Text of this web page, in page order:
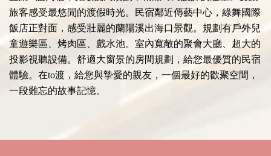
旅客感受最悠閒的渡假時光。民宿鄰近傳藝中心，綠舞國際
飯店正對面，感受壯麗的蘭陽溪出海口景觀。規劃有戶外兒
童遊樂區、烤肉區、戲水池。室內寬敞的聚會大廳、超大的
投影視聽設備。舒適大窗景的房間規劃，給您最優質的民宿
體驗。在to渡，給您與摯愛的親友，一個最好的歡聚空間，
一段難忘的故事記憶。